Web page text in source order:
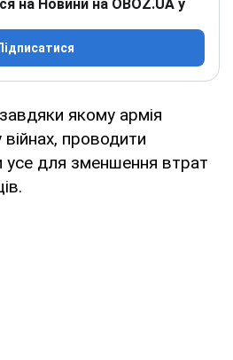
на Новини на OBOZ.UA у
якому армія
війнах, проводити
для зменшення втрат